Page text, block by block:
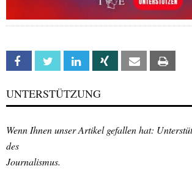
Facebook Twitter Linkedin Xing Email
UNTERSTÜTZUNG
Wenn Ihnen unser Artikel gefallen hat:
des
Journalismus.